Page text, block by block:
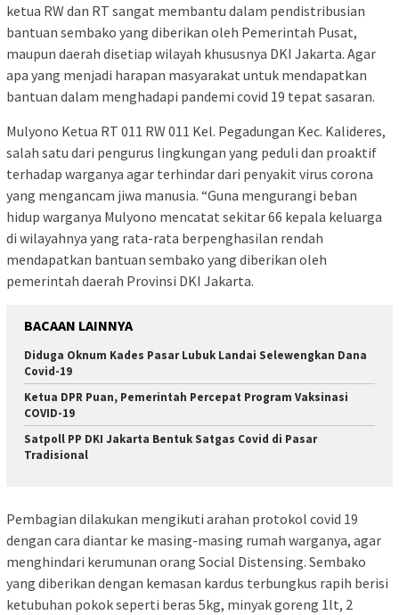
ketua RW dan RT sangat membantu dalam pendistribusian
bantuan sembako yang diberikan oleh Pemerintah Pusat,
maupun daerah disetiap wilayah khususnya DKI Jakarta. Agar
apa yang menjadi harapan masyarakat untuk mendapatkan
bantuan dalam menghadapi pandemi covid 19 tepat sasaran.
Mulyono Ketua RT 011 RW 011 Kel. Pegadungan Kec. Kalideres,
salah satu dari pengurus lingkungan yang peduli dan proaktif
terhadap warganya agar terhindar dari penyakit virus corona
yang mengancam jiwa manusia. “Guna mengurangi beban
hidup warganya Mulyono mencatat sekitar 66 kepala keluarga
di wilayahnya yang rata-rata berpenghasilan rendah
mendapatkan bantuan sembako yang diberikan oleh
pemerintah daerah Provinsi DKI Jakarta.
BACAAN LAINNYA
Diduga Oknum Kades Pasar Lubuk Landai Selewengkan Dana
Covid-19
Ketua DPR Puan, Pemerintah Percepat Program Vaksinasi
COVID-19
Satpoll PP DKI Jakarta Bentuk Satgas Covid di Pasar
Tradisional
Pembagian dilakukan mengikuti arahan protokol covid 19
dengan cara diantar ke masing-masing rumah warganya, agar
menghindari kerumunan orang Social Distensing. Sembako
yang diberikan dengan kemasan kardus terbungkus rapih berisi
ketubuhan pokok seperti beras 5kg, minyak goreng 1lt, 2